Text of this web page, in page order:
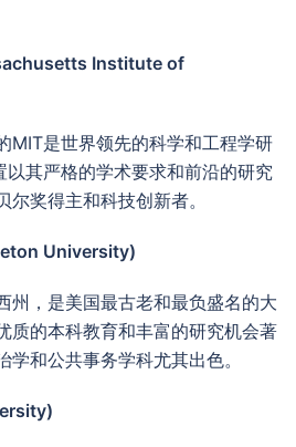
Institute of
MIT是世界领先的科学和工程学研
以其严格的学术要求和前沿的研究
奖得主和科技创新者。
University)
州，是美国最古老和最负盛名的大
质的本科教育和丰富的研究机会著
和公共事务学科尤其出色。